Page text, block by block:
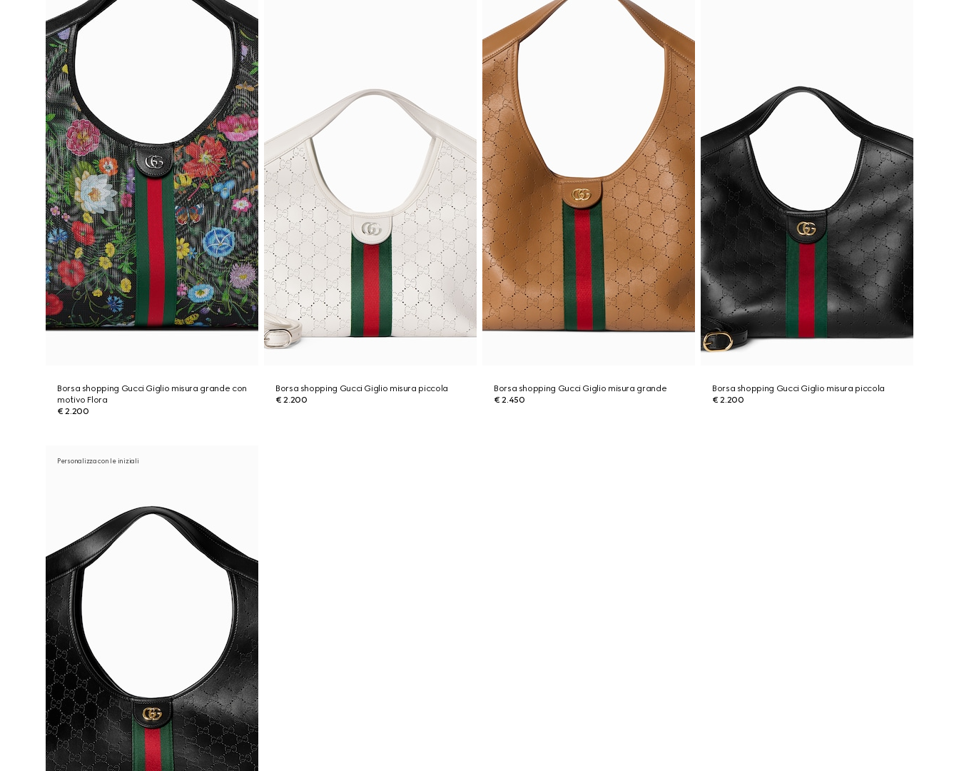
Borsa shopping Gucci Giglio misura grande con
motivo Flora
€ 2.200
Borsa shopping Gucci Giglio misura piccola
€ 2.200
Borsa shopping Gucci Giglio misura grande
€ 2.450
Borsa shopping Gucci Giglio misura piccola
€ 2.200
Personalizza con le iniziali